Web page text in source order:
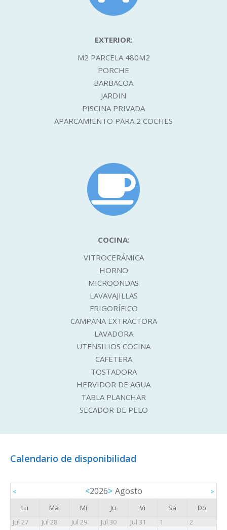
EXTERIOR:
M2 PARCELA 480M2
PORCHE
BARBACOA
JARDIN
PISCINA PRIVADA
APARCAMIENTO PARA 2 COCHES
COCINA:
VITROCERÁMICA
HORNO
MICROONDAS
LAVAVAJILLAS
FRIGORÍFICO
CAMPANA EXTRACTORA
LAVADORA
UTENSILIOS COCINA
CAFETERA
TOSTADORA
HERVIDOR DE AGUA
TABLA PLANCHAR
SECADOR DE PELO
Calendario de disponibilidad
< <2026> Agosto
>
Lu
Ma Mi Ju Vi Sa
Do
Jul 27
Jul 28 Jul 29 Jul 30 Jul 31 1 2